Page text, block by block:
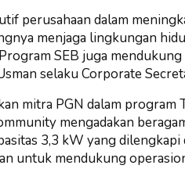
perusahaan dalam
menjaga lingkungan
SEB juga
selaku Corporate
mitra PGN dalam program
mengadakan
3,3 kW yang
untuk mendukung